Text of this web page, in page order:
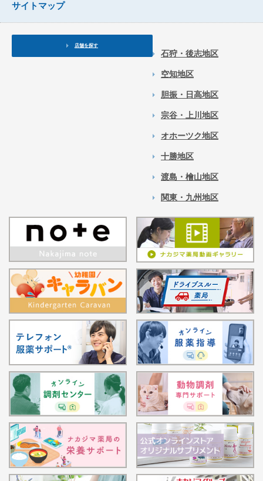
サイトマップ
店舗を探す
石狩・後志地区
空知地区
胆振・日高地区
宗谷・上川地区
オホーツク地区
十勝地区
渡島・檜山地区
関東・九州地区